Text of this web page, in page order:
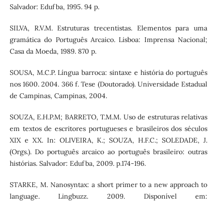
Salvador: Edufba, 1995. 94 p.
SILVA, R.V.M. Estruturas trecentistas. Elementos para uma
gramática do Português Arcaico. Lisboa: Imprensa Nacional;
Casa da Moeda, 1989. 870 p.
SOUSA, M.C.P. Língua barroca: sintaxe e história do português
nos 1600. 2004. 366 f. Tese (Doutorado). Universidade Estadual
de Campinas, Campinas, 2004.
SOUZA, E.H.P.M; BARRETO, T.M.M. Uso de estruturas relativas
em textos de escritores portugueses e brasileiros dos séculos
XIX e XX. In: OLIVEIRA, K.; SOUZA, H.F.C.; SOLEDADE, J.
(Orgs.). Do português arcaico ao português brasileiro: outras
histórias. Salvador: Edufba, 2009. p.174-196.
STARKE, M. Nanosyntax: a short primer to a new approach to
language. Lingbuzz. 2009. Disponível em: